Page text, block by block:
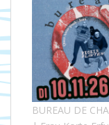
BUREAU DE